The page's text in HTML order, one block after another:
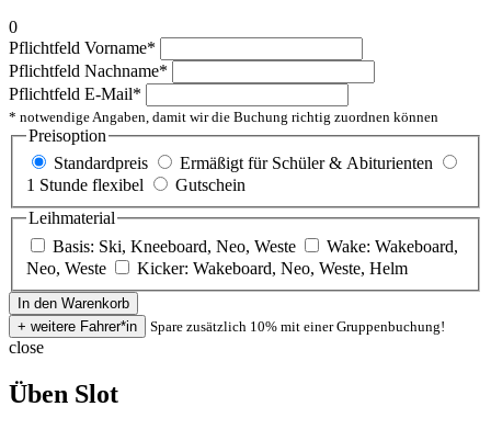
0
Pflichtfeld Vorname*
Pflichtfeld Nachname*
Pflichtfeld E-Mail*
* notwendige Angaben, damit wir die Buchung richtig zuordnen können
Preisoption
Standardpreis
Ermäßigt für Schüler & Abiturienten
1 Stunde flexibel
Gutschein
Leihmaterial
Basis: Ski, Kneeboard, Neo, Weste
Wake: Wakeboard,
Neo, Weste
Kicker: Wakeboard, Neo, Weste, Helm
Spare zusätzlich 10% mit einer Gruppenbuchung!
close
Üben Slot